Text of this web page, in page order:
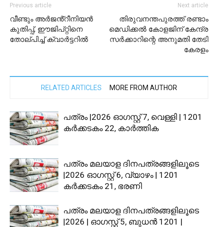
Previous article
വീണ്ടും അർജൻ്റീനിയൻ
കുതിപ്പ്, ഈജിപ്റ്റിനെ
തോല്പിച്ച് ക്വാർട്ടറിൽ
Next article
തിരുവനന്തപുരത്ത് രണ്ടാം
മെഡിക്കല്‍ കോളജിന് കേന്ദ്ര
സര്‍ക്കാറിന്റെ അനുമതി തേടി
കേരളം
RELATED ARTICLES MORE FROM AUTHOR
പത്രം |2026 ഓഗസ്റ്റ് 7, വെള്ളി | 1201
കര്‍ക്കടകം 22, കാര്‍ത്തിക
പത്രം മലയാള ദിനപത്രങ്ങളിലൂടെ
|2026 ഓഗസ്റ്റ് 6, വ്യാഴം | 1201
കര്‍ക്കടകം 21, ഭരണി
പത്രം മലയാള ദിനപത്രങ്ങളിലൂടെ
|2026 | ഓഗസ്റ്റ് 5, ബുധന്‍ 1201 |